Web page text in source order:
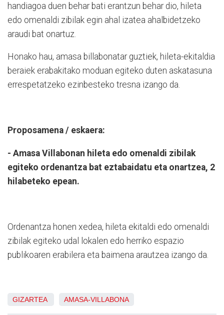
handiagoa duen behar bati erantzun behar dio, hileta
edo omenaldi zibilak egin ahal izatea ahalbidetzeko
araudi bat onartuz.
Honako hau, amasa billabonatar guztiek, hileta-ekitaldia
beraiek erabakitako moduan egiteko duten askatasuna
errespetatzeko ezinbesteko tresna izango da.
Proposamena / eskaera:
- Amasa Villabonan hileta edo omenaldi zibilak
egiteko ordenantza bat eztabaidatu eta onartzea, 2
hilabeteko epean.
Ordenantza honen xedea, hileta ekitaldi edo omenaldi
zibilak egiteko udal lokalen edo herriko espazio
publikoaren erabilera eta baimena arautzea izango da.
GIZARTEA AMASA-VILLABONA